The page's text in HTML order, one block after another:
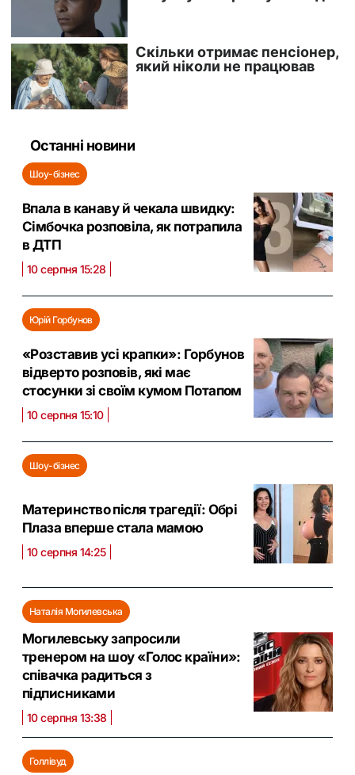
Останні новини
Шоу-бізнес
Впала в канаву й чекала швидку:
Сімбочка розповіла, як потрапила
в ДТП
10 серпня 15:28
Юрій Горбунов
«Розставив усі крапки»: Горбунов
відверто розповів, які має
стосунки зі своїм кумом Потапом
10 серпня 15:10
Шоу-бізнес
Материнство після трагедії: Обрі
Плаза вперше стала мамою
10 серпня 14:25
Наталія Могилевська
Могилевську запросили
тренером на шоу «Голос країни»:
співачка радиться з
підписниками
10 серпня 13:38
Голлівуд